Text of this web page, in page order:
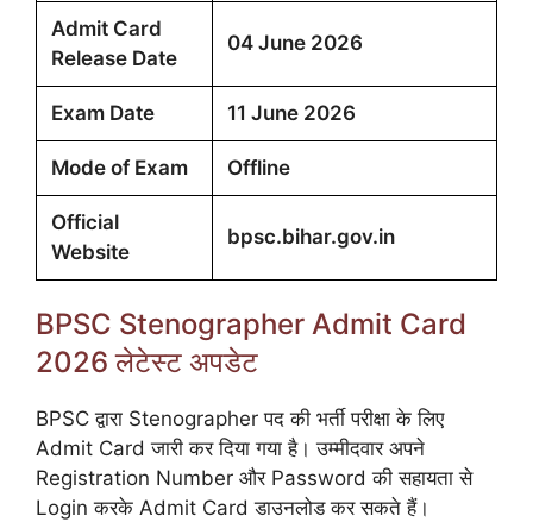
Admit Card
Release Date
04 June 2026
Exam Date 11 June 2026
Mode of Exam Offline
Official
Website
bpsc.bihar.gov.in
BPSC Stenographer Admit Card
2026 लेटेस्ट अपडेट
BPSC द्वारा Stenographer पद की भर्ती परीक्षा के लिए
Admit Card जारी कर दिया गया है। उम्मीदवार अपने
Registration Number और Password की सहायता से
Login करके Admit Card डाउनलोड कर सकते हैं।